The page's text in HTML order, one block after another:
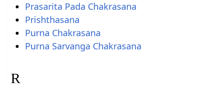
Prasarita Pada Chakrasana
Prishthasana
Purna Chakrasana
Purna Sarvanga Chakrasana
R